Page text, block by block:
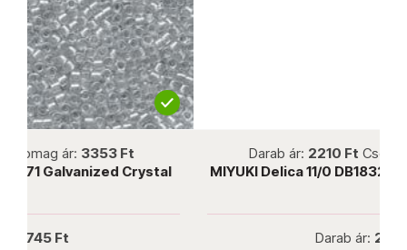
Darab ár:
Csomag ár:9945 Ft
MIYUKI Delica 11/0 DB1832 Duracoat GLVN Gold